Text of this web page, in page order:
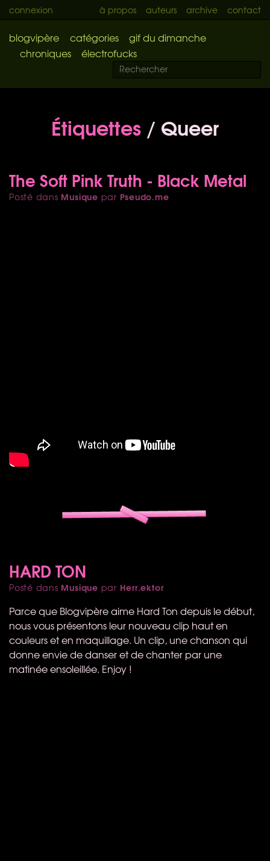
connexion à propos auteurs archive contact
blogvipère catégories
gif du dimanche
chroniques
électrofucks
Étiquettes / Queer
The Soft Pink Truth - Black Metal
Posté dans Musique par Pseudo.me
HARD TON
Posté dans Musique par Herr.ektor
Parce que Blogvipère aime Hard Ton depuis le début,
nous vous présentons leur nouveau clip haut en
couleurs et en maquillage. Un clip, une chanson qui
donne envie de danser et de chanter par une
matinée ensoleillée. Enjoy !